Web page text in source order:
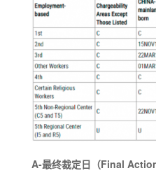
A-最终裁定日（Final